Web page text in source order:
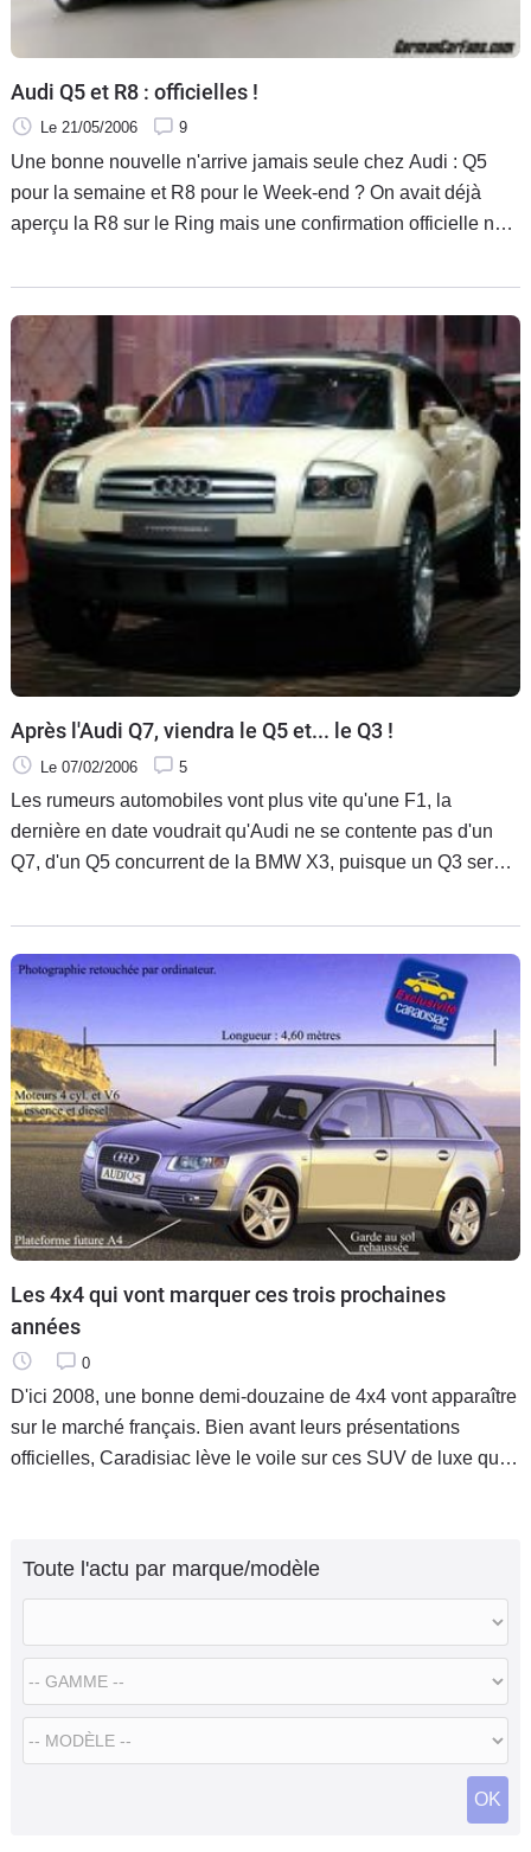
Audi Q5 et R8 : officielles !
Le 21/05/2006 9
Une bonne nouvelle n'arrive jamais seule chez Audi : Q5
pour la semaine et R8 pour le Week-end ? On avait déjà
aperçu la R8 sur le Ring mais une confirmation officielle ne
Nardo qui s'était
Après l'Audi Q7, viendra le Q5 et... le Q3 !
Le 07/02/2006 5
Les rumeurs automobiles vont plus vite qu'une F1, la
dernière en date voudrait qu'Audi ne se contente pas d'un
Q7, d'un Q5 concurrent de la BMW X3, puisque un Q3 serait
Les 4x4 qui vont marquer ces trois prochaines
années
0
D'ici 2008, une bonne demi-douzaine de 4x4 vont apparaître
sur le marché français. Bien avant leurs présentations
officielles, Caradisiac lève le voile sur ces SUV de luxe qui
Toute l'actu par marque/modèle
OK